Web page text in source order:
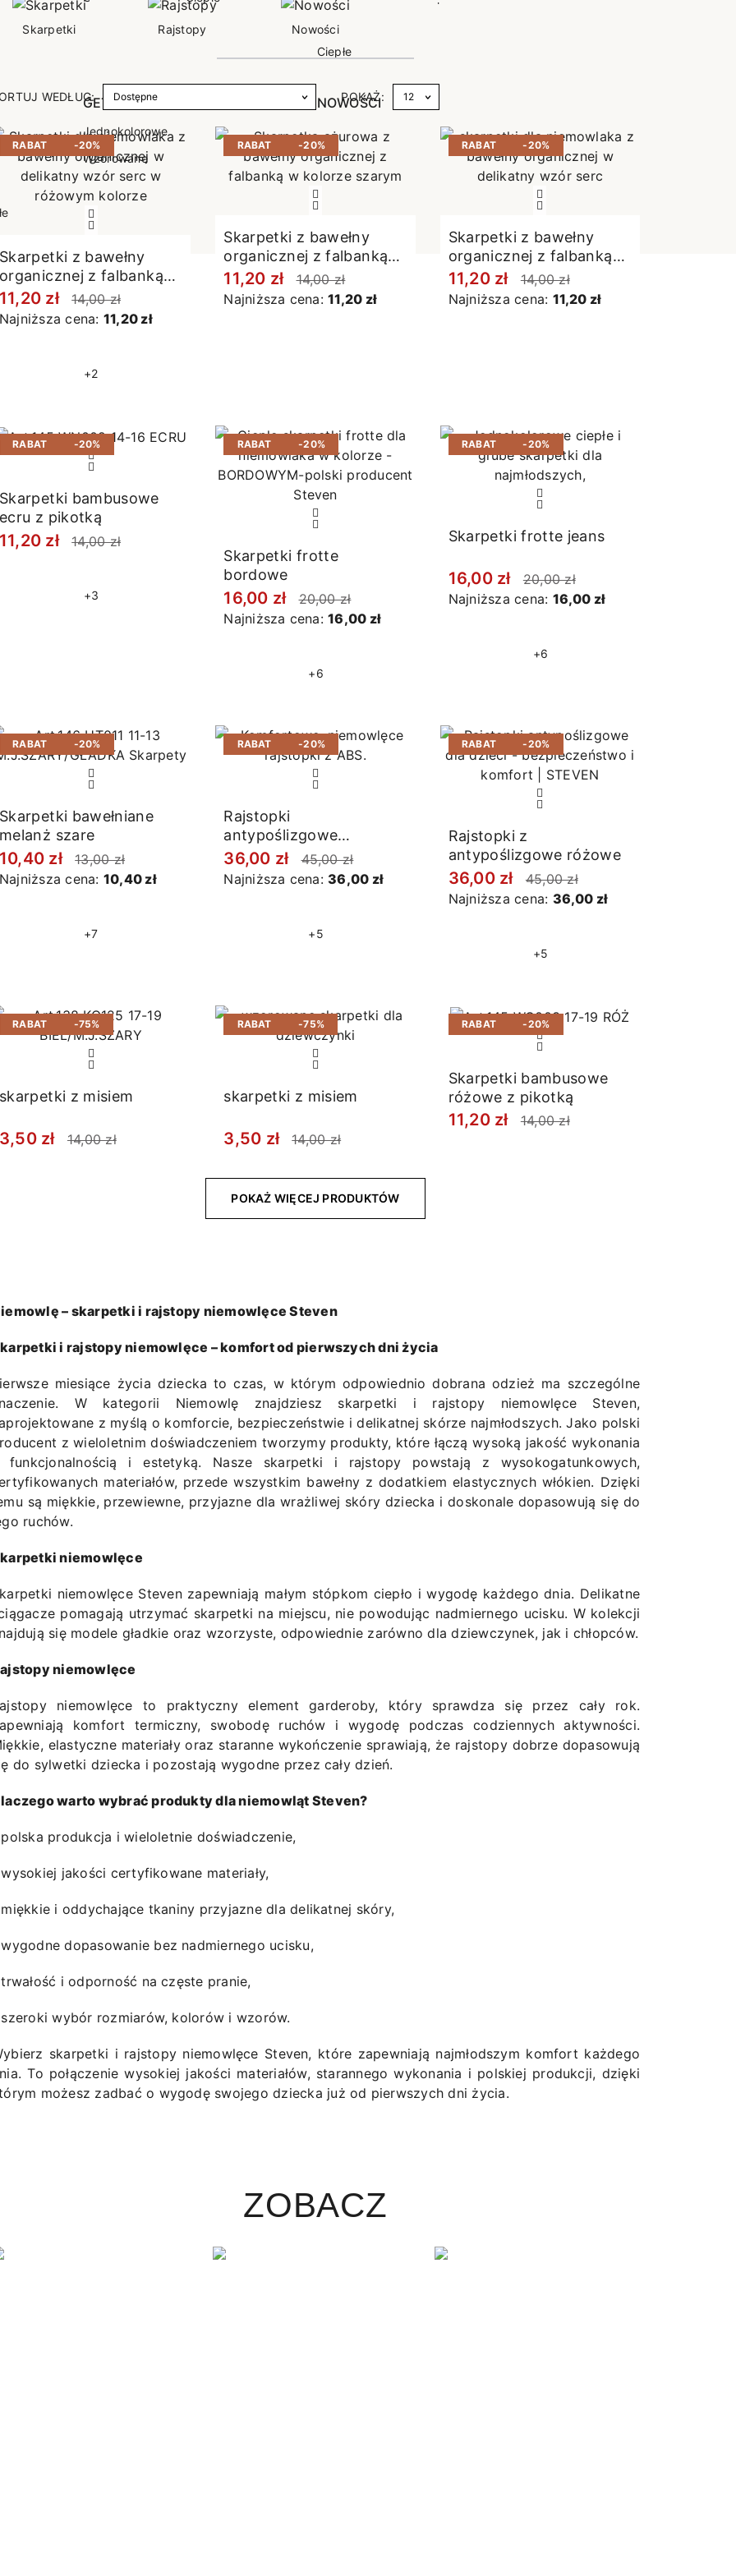
NOWOŚCI OPAKOWANIA
Antypoślizgowe
Sportowe
Ciepłe
GETRY
Jednokolorowe
Wzorowane
NOWOŚCI
Skarpetki Rajstopy Nowości
WEDŁUG: POKAŻ:
RABAT -20%
Skarpetki z bawełny
organicznej z falbanką
różowe
11,20 zł
14,00 zł
Najniższa cena: 11,20 zł
+2
RABAT -20%
Skarpetki z bawełny
organicznej z falbanką
melanż szare
11,20 zł
14,00 zł
Najniższa cena:11,20 zł
RABAT -20%
Skarpetki z bawełny
organicznej z falbanką
złamana biel
11,20 zł
14,00 zł
Najniższa cena: 11,20 zł
RABAT -20%
Skarpetki bambusowe
ecru z pikotką
11,20 zł 14,00 zł
+3
RABAT -20%
Skarpetki frotte
bordowe
16,00 zł
20,00 zł
Najniższa cena:16,00 zł
+6
RABAT -20%
Skarpetki frotte jeans
16,00 zł
20,00 zł
Najniższa cena: 16,00 zł
+6
RABAT -20%
Skarpetki bawełniane
melanż szare
10,40 zł
13,00 zł
Najniższa cena: 10,40 zł
+7
RABAT -20%
Rajstopki
antypoślizgowe
jasnoszare
36,00 zł
45,00 zł
Najniższa cena: 36,00 zł
+5
RABAT -20%
Rajstopki z
antypoślizgowe różowe
36,00 zł
45,00 zł
Najniższa cena: 36,00 zł
+5
RABAT -75%
skarpetki z misiem
3,50 zł 14,00 zł
RABAT -75%
skarpetki z misiem
3,50 zł 14,00 zł
RABAT -20%
Skarpetki bambusowe
różowe z pikotką
11,20 zł 14,00 zł
POKAŻ WIĘCEJ PRODUKTÓW
– skarpetki i rajstopy niemowlęce Steven
i rajstopy niemowlęce – komfort od pierwszych dni życia
miesiące życia dziecka to czas, w którym odpowiednio dobrana odzież ma szczególne
W kategorii Niemowlę znajdziesz skarpetki i rajstopy niemowlęce Steven,
z myślą o komforcie, bezpieczeństwie i delikatnej skórze najmłodszych. Jako polski
z wieloletnim doświadczeniem tworzymy produkty, które łączą wysoką jakość wykonania
funkcjonalnością i estetyką. Nasze skarpetki i rajstopy powstają z wysokogatunkowych,
materiałów, przede wszystkim bawełny z dodatkiem elastycznych włókien. Dzięki
są miękkie, przewiewne, przyjazne dla wrażliwej skóry dziecka i doskonale dopasowują się do
ruchów.
niemowlęce
niemowlęce Steven zapewniają małym stópkom ciepło i wygodę każdego dnia. Delikatne
pomagają utrzymać skarpetki na miejscu, nie powodując nadmiernego ucisku. W kolekcji
się modele gładkie oraz wzorzyste, odpowiednie zarówno dla dziewczynek, jak i chłopców.
niemowlęce
niemowlęce to praktyczny element garderoby, który sprawdza się przez cały rok.
komfort termiczny, swobodę ruchów i wygodę podczas codziennych aktywności.
elastyczne materiały oraz staranne wykończenie sprawiają, że rajstopy dobrze dopasowują
do sylwetki dziecka i pozostają wygodne przez cały dzień.
warto wybrać produkty dla niemowląt Steven?
produkcja i wieloletnie doświadczenie,
jakości certyfikowane materiały,
i oddychające tkaniny przyjazne dla delikatnej skóry,
dopasowanie bez nadmiernego ucisku,
i odporność na częste pranie,
wybór rozmiarów, kolorów i wzorów.
skarpetki i rajstopy niemowlęce Steven, które zapewniają najmłodszym komfort każdego
To połączenie wysokiej jakości materiałów, starannego wykonania i polskiej produkcji, dzięki
możesz zadbać o wygodę swojego dziecka już od pierwszych dni życia.
ZOBACZ